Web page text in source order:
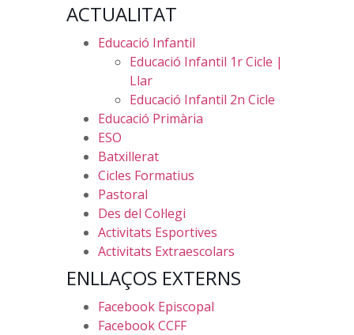
ACTUALITAT
Educació Infantil
Educació Infantil 1r Cicle |
Llar
Educació Infantil 2n Cicle
Educació Primària
ESO
Batxillerat
Cicles Formatius
Pastoral
Des del Col·legi
Activitats Esportives
Activitats Extraescolars
ENLLAÇOS EXTERNS
Facebook Episcopal
Facebook CCFF